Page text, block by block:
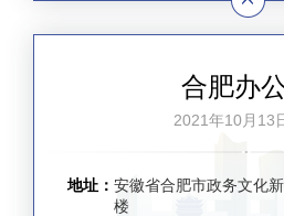
合肥办
2021年10月13
地址： 安徽省合肥市政务文化
楼